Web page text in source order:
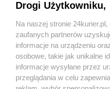
CZYTAJ TAKŻE
Nowi najemcy z kluczami
Mało wody w Płoni.
POGODA
Drogi Użytkowniku,
Na naszej stronie
zaufanych partnerów
informacje na urządzeniu
osobowe, takie jak unikalne
informacje wysyłane przez
przeglądania w celu